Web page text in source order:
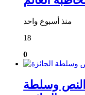
منذ أسبوع واحد
18
0
النص وسلطة